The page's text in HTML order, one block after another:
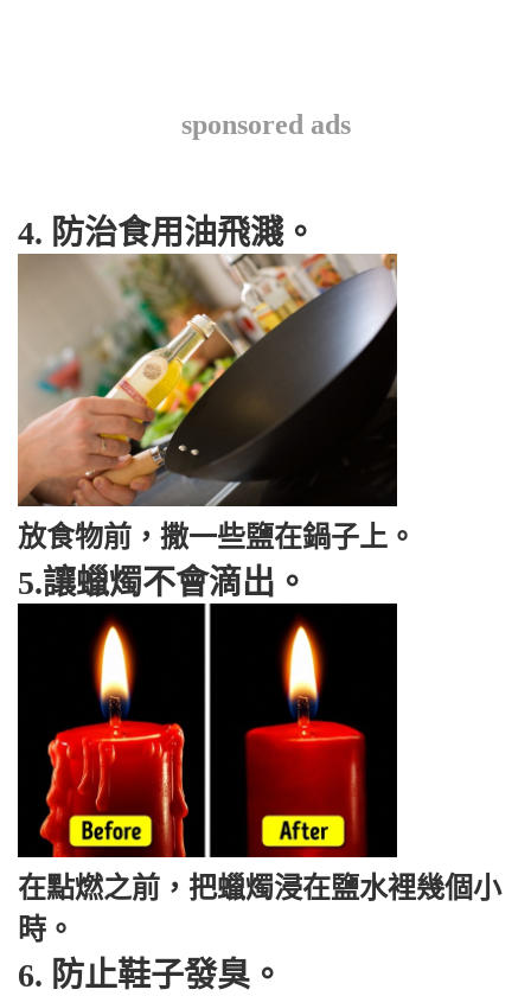
sponsored ads
4. 防治食用油飛濺。
放食物前，撒一些鹽在鍋子上。
5.讓蠟燭不會滴出 。
在點燃之前，把蠟燭浸在鹽水裡幾個小
時。
6. 防止鞋子發臭。